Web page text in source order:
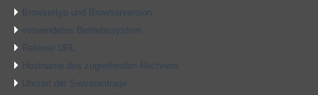
Browsertyp und Browserversion
verwendetes Betriebssystem
Referrer URL
Hostname des zugreifenden Rechners
Uhrzeit der Serveranfrage